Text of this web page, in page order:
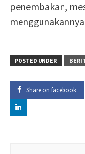
penembakan,
POSTED UNDER
Share on facebook